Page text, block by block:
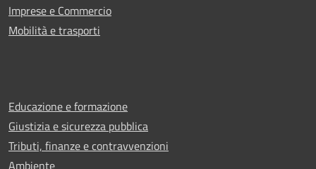
Imprese e Commercio
Mobilità e trasporti
Educazione e formazione
Giustizia e sicurezza pubblica
Tributi, finanze e contravvenzioni
Ambiente